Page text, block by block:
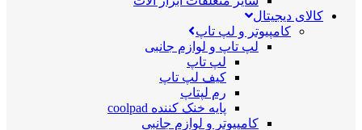
کالای دیجیتال
کامپیوتر و لپ تاپ
لپ تاپ و لوازم جانبی
لپ تاپ
کیف لپ تاپ
رم لپتاپ
پایه خنک کننده coolpad
کامپیوتر و لوازم جانبی